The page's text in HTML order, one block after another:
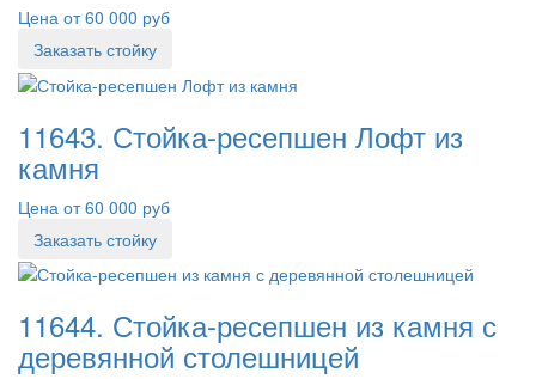
Цена от 60 000 руб
Заказать стойку
11643. Стойка-ресепшен Лофт из
камня
Цена от 60 000 руб
Заказать стойку
11644. Стойка-ресепшен из камня с
деревянной столешницей